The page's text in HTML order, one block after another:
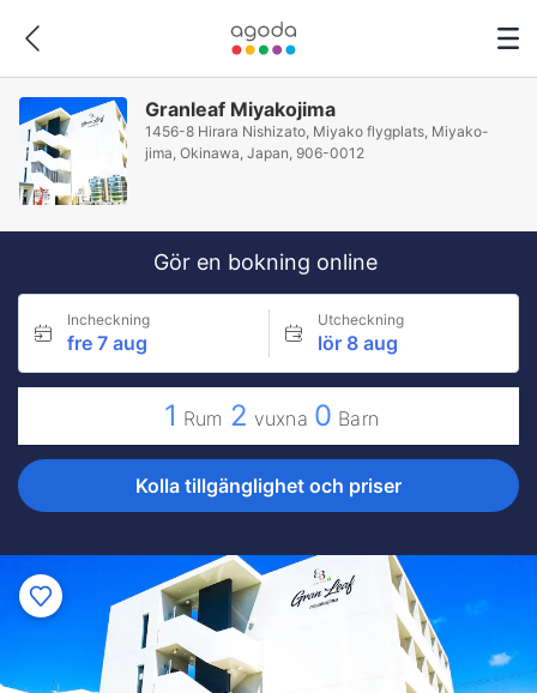
Granleaf Miyakojima
1456-8 Hirara Nishizato, Miyako flygplats, Miyako-
jima, Okinawa, Japan, 906-0012
Gör en bokning online
Incheckning
fre 7 aug
Utcheckning
lör 8 aug
1 Rum 2 vuxna 0 Barn
Kolla tillgänglighet och priser